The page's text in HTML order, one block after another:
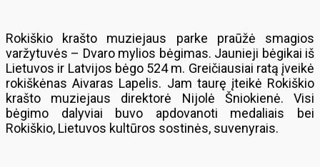
Rokiškio krašto muziejaus parke praūžė smagios
varžytuvės – Dvaro mylios bėgimas. Jaunieji bėgikai iš
Lietuvos ir Latvijos bėgo 524 m. Greičiausiai ratą įveikė
rokiškėnas Aivaras Lapelis. Jam taurę įteikė Rokiškio
krašto muziejaus direktorė Nijolė Šniokienė. Visi
bėgimo dalyviai buvo apdovanoti medaliais bei
Rokiškio, Lietuvos kultūros sostinės, suvenyrais.